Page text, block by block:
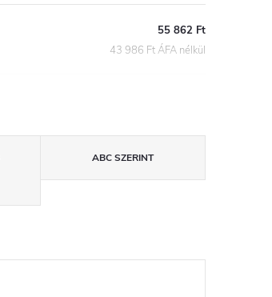
55 862 Ft
43 986 Ft ÁFA nélkül
ABC SZERINT